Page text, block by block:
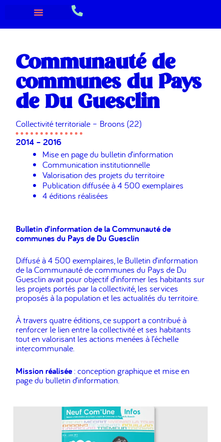
Communauté de
communes du Pays
de Du Guesclin
Collectivité territoriale – Broons (22)
2014 – 2016
Mise en page du bulletin d’information
Communication institutionnelle
Valorisation des projets du territoire
Publication diffusée à 4 500 exemplaires
4 éditions réalisées
Bulletin d’information de la Communauté de
communes du Pays de Du Guesclin
Diffusé à 4 500 exemplaires, le Bulletin d’information
de la Communauté de communes du Pays de Du
Guesclin avait pour objectif d’informer les habitants sur
les projets portés par la collectivité, les services
proposés à la population et les actualités du territoire.
À travers quatre éditions, ce support a contribué à
renforcer le lien entre la collectivité et ses habitants
tout en valorisant les actions menées à l’échelle
intercommunale.
Mission réalisée: conception graphique et mise en
page du bulletin d’information.